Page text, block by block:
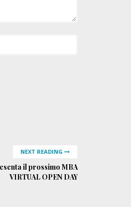
NEXT READING
il prossimo MBA
VIRTUAL OPEN DAY